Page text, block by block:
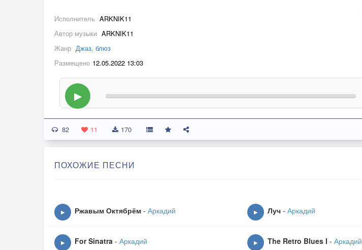
Исполнитель ARKNIK11
Автор музыки ARKNIK11
Жанр Джаз, блюз
Размещено 12.05.2022 13:03
▶
82 11 170
ПОХОЖИЕ ПЕСНИ
▶ Ржавым Октябрём - Аркадий ▶ Луч - Аркадий
▶ For Sinatra - Аркадий ▶ The Retro Blues I - Аркадий